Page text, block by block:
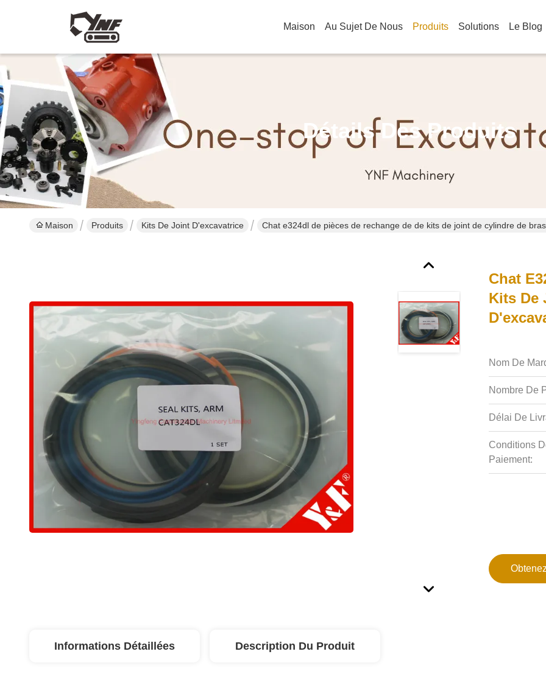
Maison Au Sujet De Nous Produits Solutions Le Blog
Détails Des Produits
Maison Produits Kits De Joint D'excavatrice Chat e324dl de pièces de rechange de de kits de joint de
Chat
Kits De
Nom De
Nombre De
Délai De
Conditions
Paiement:
Informations Détaillées Description Du Produit